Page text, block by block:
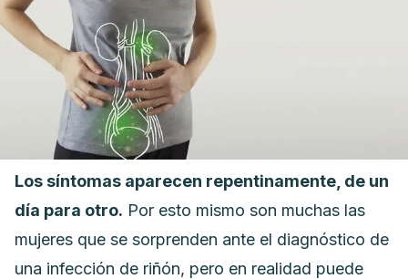
Los síntomas aparecen repentinamente, de un
día para otro. Por esto mismo son muchas las
mujeres que se sorprenden ante el diagnóstico de
una infección de riñón, pero en realidad puede